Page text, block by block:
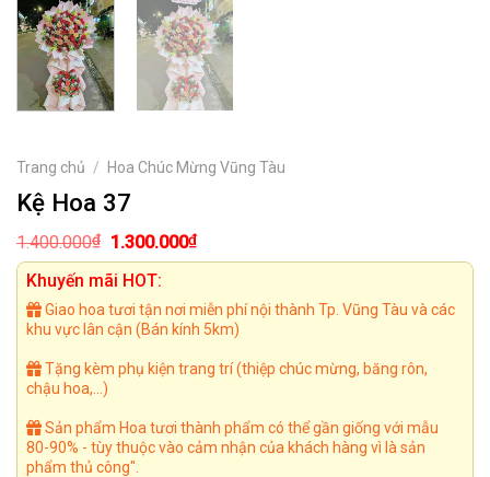
Trang chủ / Hoa Chúc Mừng Vũng Tàu
Kệ Hoa 37
1.400.000₫
Giá
là:
1.400.000₫.
1.300.000₫Giá
1.300.000₫.
Khuyến mãi HOT:
Giao hoa tươi tận nơi miễn phí nội thành Tp. Vũng Tàu và các
khu vực lân cận (Bán kính 5km)
Tặng kèm phụ kiện trang trí (thiệp chúc mừng, băng rôn,
chậu hoa,...)
Sản phẩm Hoa tươi thành phẩm có thể gần giống với mẫu
80-90% - tùy thuộc vào cảm nhận của khách hàng vì là sản
phẩm thủ công".